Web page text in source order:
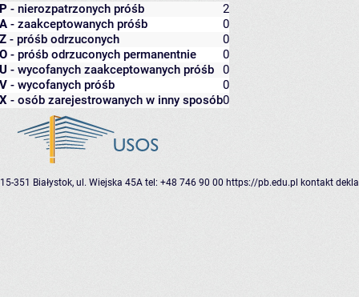
P - nierozpatrzonych próśb
2
A - zaakceptowanych próśb
0
Z - próśb odrzuconych
0
O - próśb odrzuconych permanentnie
0
U - wycofanych zaakceptowanych próśb
0
V - wycofanych próśb
0
X - osób zarejestrowanych w inny sposób0
15-351 Białystok, ul. Wiejska 45A tel: +48 746 90 00 https://pb.edu.pl kontakt